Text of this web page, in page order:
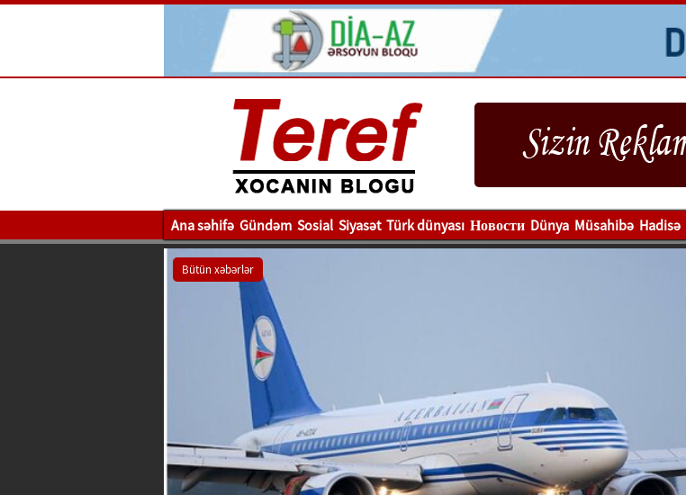
Ana səhifə Gündəm Sosial Siyasət Türk dünyası Новости Dünya Müsahibə Hadisə
Bütün xəbərlər